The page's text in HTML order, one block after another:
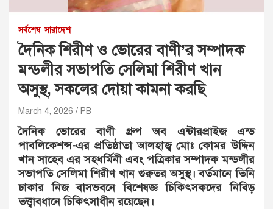
সর্বশেষ সারাদেশ
দৈনিক শিরীণ ও ভোরের বাণী’র সম্পাদক
মন্ডলীর সভাপতি সেলিমা শিরীণ খান
অসুস্থ, সকলের দোয়া কামনা করছি
March 4, 2026 PB
দৈনিক ভোরের বাণী গ্রুপ অব এন্টারপ্রাইজ এন্ড
পাবলিকেশন্স-এর প্রতিষ্ঠাতা আলহাজ্ব মোঃ কোমর উদ্দিন
খান সাহেব এর সহধর্মিনী এবং পত্রিকার সম্পাদক মন্ডলীর
সভাপতি সেলিমা শিরীণ খান গুরুতর অসুস্থ। বর্তমানে তিনি
ঢাকার নিজ বাসভবনে বিশেষজ্ঞ চিকিৎসকদের নিবিড়
তত্ত্বাবধানে চিকিৎসাধীন রয়েছেন।